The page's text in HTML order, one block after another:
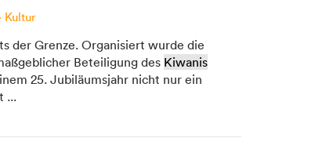
Kultur
der Grenze. Organisiert wurde die
Beteiligung des Kiwanis
25. Jubiläumsjahr nicht nur ein
...
Team